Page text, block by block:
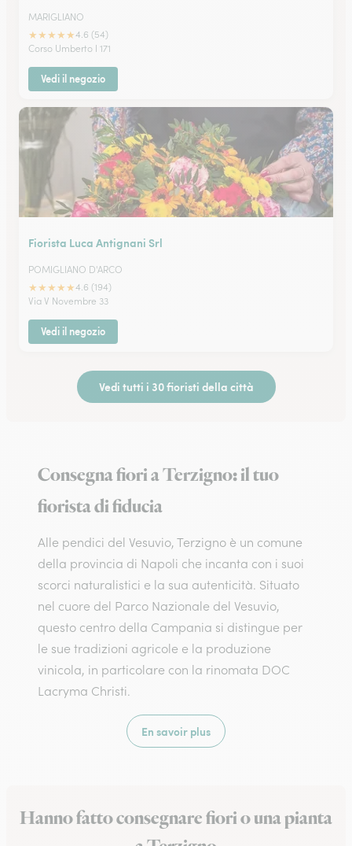
MARIGLIANO
★★★★★4.6 (54)
Corso Umberto I 171
Vedi il negozio
Fiorista Luca Antignani Srl
POMIGLIANO D'ARCO
★★★★★4.6 (194)
Via V Novembre 33
Vedi il negozio
Vedi tutti i 30 fioristi della città
Consegna fiori a Terzigno: il tuo
fiorista di fiducia
Alle pendici del Vesuvio, Terzigno è un comune
della provincia di Napoli che incanta con i suoi
scorci naturalistici e la sua autenticità. Situato
nel cuore del Parco Nazionale del Vesuvio,
questo centro della Campania si distingue per
le sue tradizioni agricole e la produzione
vinicola, in particolare con la rinomata DOC
Lacryma Christi.
En savoir plus
Hanno fatto consegnare fiori o una pianta